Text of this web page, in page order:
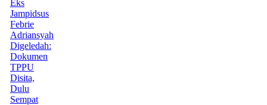
Eks
Jampidsus
Febrie
Adriansyah
Digeledah:
Dokumen
TPPU
Disita,
Dulu
Sempat